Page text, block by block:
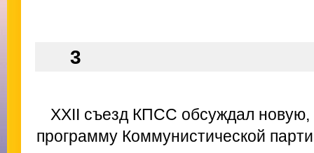
3
XXII съезд КПСС обсуждал новую,
программу Коммунистической